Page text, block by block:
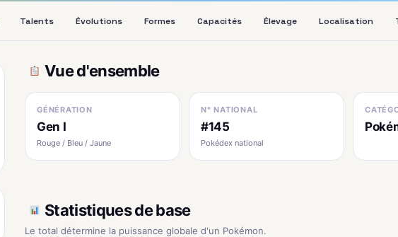
Talents Évolutions Formes Capacités Élevage Localisation
Vue d'ensemble
GÉNÉRATION
Gen I
Rouge / Bleu / Jaune
N° NATIONAL
#145
Pokédex national
Statistiques de base
Le total détermine la puissance globale d'un Pokémon.